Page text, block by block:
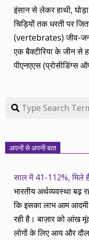
इंसान से लेकर हाथी,
चिड़ियों तक धरती पर
(vertebrates) जीव-
एक बैक्टीरिया के जीन
पीएनएएस
Search
अपनों से अपनी बात
साल में 41-112%, मिले है
भारतीय अर्थव्यवस्था
कि इसका लाभ आम आदमी
रही है। बाज़ार को आंख
लोगों के लिए आय और